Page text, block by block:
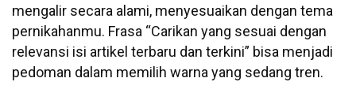
mengalir secara alami, menyesuaikan dengan tema
pernikahanmu. Frasa “Carikan yang sesuai dengan
relevansi isi artikel terbaru dan terkini” bisa menjadi
pedoman dalam memilih warna yang sedang tren.